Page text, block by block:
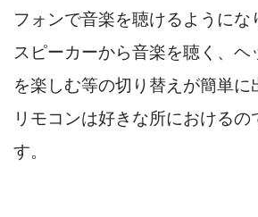
フォンで音楽を聴けるようにな
スピーカーから音楽を聴く、ヘ
を楽しむ等の切り替えが簡単に
リモコンは好きな所におけるの
す。